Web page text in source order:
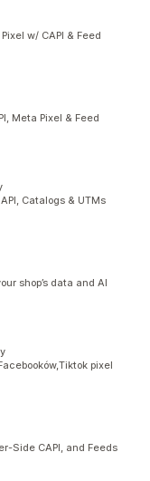
w/ CAPI & Feed
Meta Pixel & Feed
Catalogs & UTMs
shop’s data and AI
pixel
Side CAPI, and Feeds